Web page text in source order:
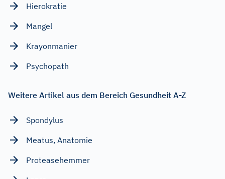
Hierokratie
Mangel
Krayonmanier
Psychopath
Weitere Artikel aus dem Bereich Gesundheit A-Z
Spondylus
Meatus, Anatomie
Proteasehemmer